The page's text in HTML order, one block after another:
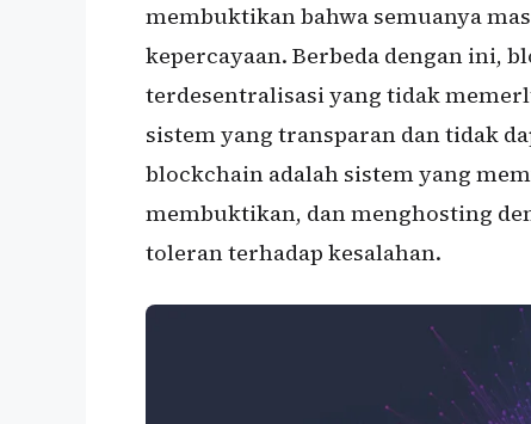
membuktikan bahwa semuanya
kepercayaan. Berbeda dengan ini,
terdesentralisasi yang tidak
sistem yang transparan dan tidak
blockchain adalah sistem yang
membuktikan, dan menghosting
toleran terhadap kesalahan.